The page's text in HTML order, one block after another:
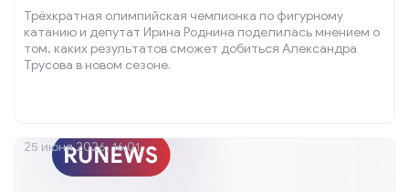
Трёхкратная олимпийская чемпионка по фигурному
катанию и депутат Ирина Роднина поделилась мнением о
том, каких результатов сможет добиться Александра
Трусова в новом сезоне.
25 июня 2026, 16:01